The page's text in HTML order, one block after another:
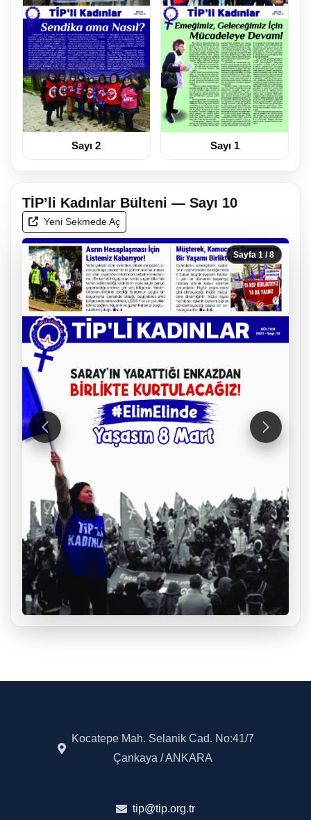
Sayı 2 Sayı 1
TİP’li Kadınlar Bülteni — Sayı 10
Yeni Sekmede Aç
Sayfa1/ 8
Önceki Sonraki
Kocatepe Mah. Selanik Cad. No:41/7
Çankaya / ANKARA
tip@tip.org.tr